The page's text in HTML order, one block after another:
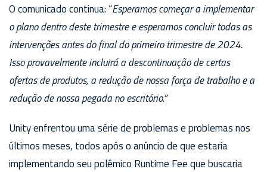
O comunicado continua: “Esperamos começar a implementar
o plano dentro deste trimestre e esperamos concluir todas as
intervenções antes do final do primeiro trimestre de 2024.
Isso provavelmente incluirá a descontinuação de certas
ofertas de produtos, a redução de nossa força de trabalho e a
redução de nossa pegada no escritório.”
Unity enfrentou uma série de problemas e problemas nos
últimos meses, todos após o anúncio de que estaria
implementando seu polêmico Runtime Fee que buscaria